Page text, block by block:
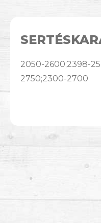
2050-2600;2398-
2750;2300-2700